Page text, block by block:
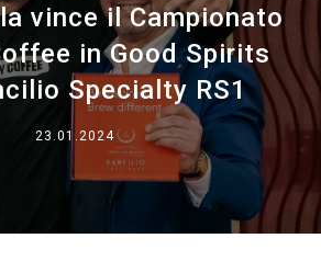
vince il Campionato
in Good Spirits
Specialty RS1
23.01.2024